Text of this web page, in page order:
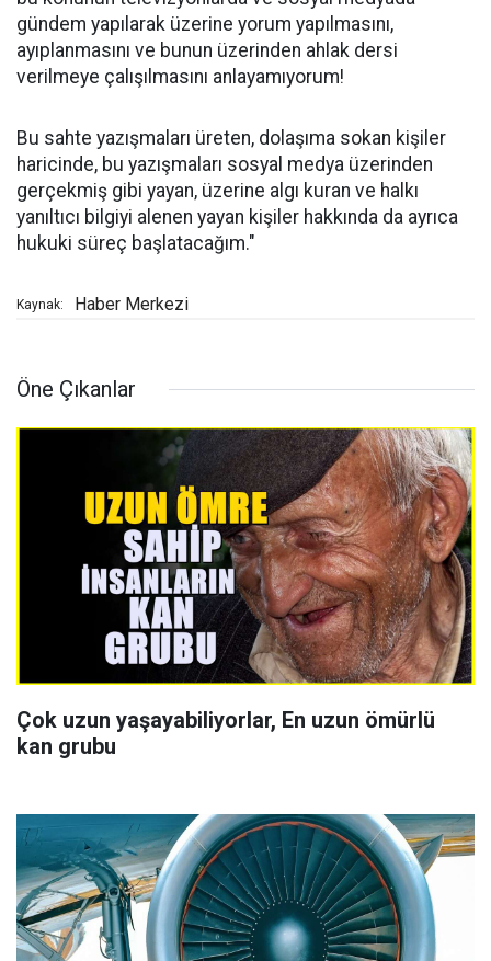
gündem yapılarak üzerine yorum yapılmasını,
ayıplanmasını ve bunun üzerinden ahlak dersi
verilmeye çalışılmasını anlayamıyorum!
Bu sahte yazışmaları üreten, dolaşıma sokan kişiler
haricinde, bu yazışmaları sosyal medya üzerinden
gerçekmiş gibi yayan, üzerine algı kuran ve halkı
yanıltıcı bilgiyi alenen yayan kişiler hakkında da ayrıca
hukuki süreç başlatacağım."
Kaynak: Haber Merkezi
Öne Çıkanlar
Çok uzun yaşayabiliyorlar, En uzun ömürlü
kan grubu